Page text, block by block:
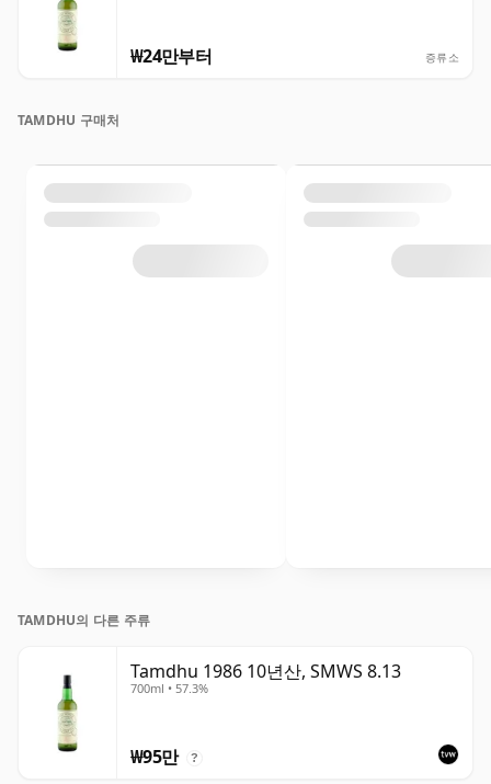
₩24만부터 증류소
TAMDHU 구매처
TAMDHU의 다른 주류
Tamdhu 1986 10년산, SMWS 8.13
700ml • 57.3%
₩95만 ?